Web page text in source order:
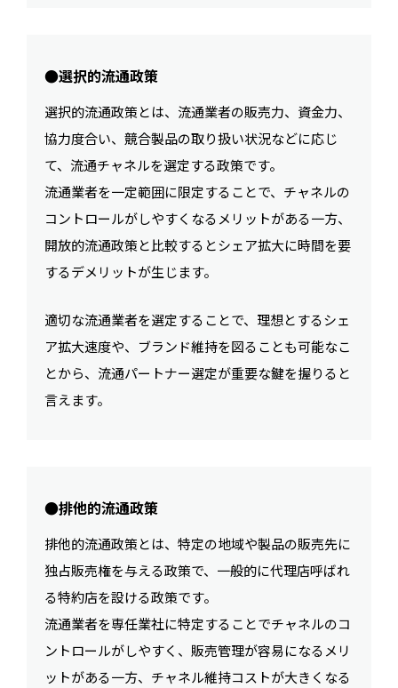
●選択的流通政策
選択的流通政策とは、流通業者の販売力、資金力、
協力度合い、競合製品の取り扱い状況などに応じ
て、流通チャネルを選定する政策です。
流通業者を一定範囲に限定することで、チャネルの
コントロールがしやすくなるメリットがある一方、
開放的流通政策と比較するとシェア拡大に時間を要
するデメリットが生じます。
適切な流通業者を選定することで、理想とするシェ
ア拡大速度や、ブランド維持を図ることも可能なこ
とから、流通パートナー選定が重要な鍵を握りると
言えます。
●排他的流通政策
排他的流通政策とは、特定の地域や製品の販売先に
独占販売権を与える政策で、一般的に代理店呼ばれ
る特約店を設ける政策です。
流通業者を専任業社に特定することでチャネルのコ
ントロールがしやすく、販売管理が容易になるメリ
ットがある一方、チャネル維持コストが大きくなる